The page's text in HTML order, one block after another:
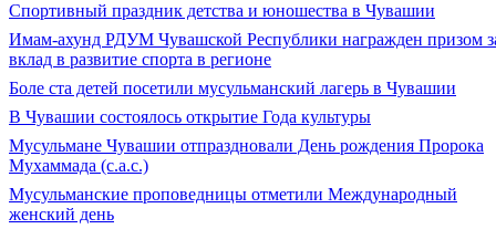
Спортивный праздник детства и юношества в Чувашии
Имам-ахунд РДУМ Чувашской Республики награжден призом
вклад в развитие спорта в регионе
Боле ста детей посетили мусульманский лагерь в Чувашии
В Чувашии состоялось открытие Года культуры
Мусульмане Чувашии отпраздновали День рождения Пророка
Мухаммада (с.а.с.)
Мусульманские проповедницы отметили Международный
женский день